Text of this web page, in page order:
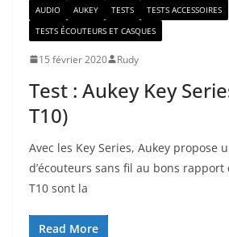
AUDIO AUKEY TESTS
TESTS ACCESSOIRES
TESTS ÉCOUTEURS ET CASQUES
15 février 2020 Rudy
Test : Aukey Key
T10)
Avec les Key Series, Aukey propose
d’écouteurs sans fil au bons rapport
T10 sont la
Read More